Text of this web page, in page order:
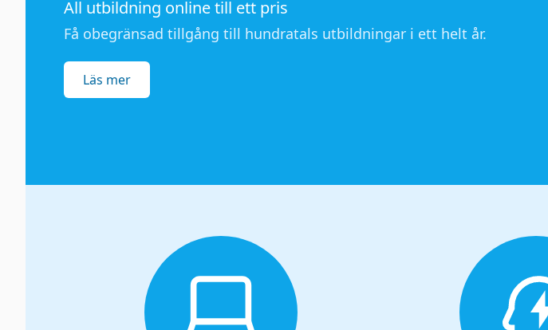
All utbildning online till ett pris
Få obegränsad tillgång till hundratals utbildningar i ett helt år.
Läs mer